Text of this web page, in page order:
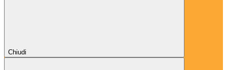
Chiudi